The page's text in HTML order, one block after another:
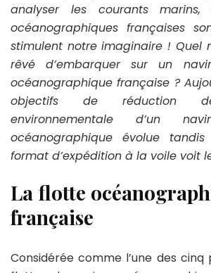
analyser les courants marins,
océanographiques françaises
stimulent notre imaginaire ! Quel
rêvé d’embarquer sur un
océanographique française ?
objectifs de réduction de
environnementale d’un
océanographique évolue tandis
format d’expédition à la voile voit
La flotte
française
Considérée comme l’une des